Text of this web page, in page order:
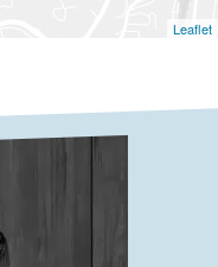
Leaflet